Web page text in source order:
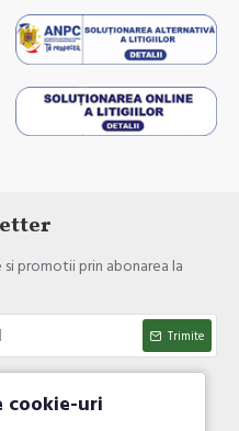
promotii prin abonarea la
Trimite
cookie-uri